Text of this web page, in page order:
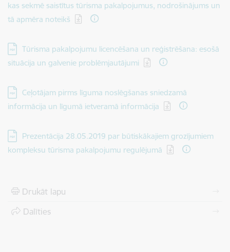
kas sekmē saistītus tūrisma pakalpojumus, nodrošinājums un
tā apmēra noteikš
Lejupielādēt:
Tūrisma pakalpojumu licencēšana un reģistrēšana: esošā
situācija un galvenie problēmjautājumi
Lejupielādēt:
Ceļotājam pirms līguma noslēgšanas sniedzamā
informācija un līgumā ietveramā informācija
Lejupielādēt:
Prezentācija 28.05.2019 par būtiskākajiem grozījumiem
kompleksu tūrisma pakalpojumu regulējumā
Drukāt lapu
Dalīties